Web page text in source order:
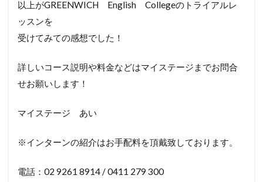
以上がGREENWICH English Collegeのトライアルレ
ッスンを
受けてみての感想でした！
詳しいコース説明や料金などはマイステージまでお問合
せお願いします！
マイステージ あい
※インターンの紹介はお手配料を頂戴致しております。
電話：02 9261 8914 / 0411 279 300